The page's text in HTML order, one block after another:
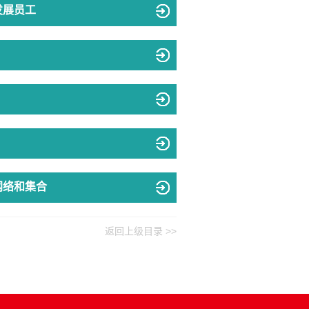
展员工
络和集合
返回上级目录 >>